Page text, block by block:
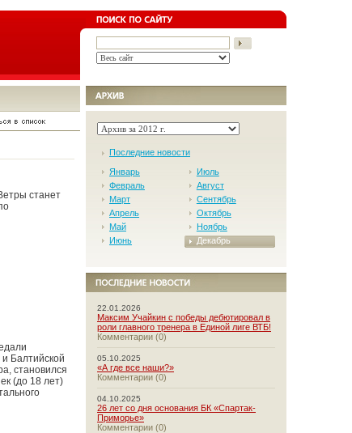
станет
Балтийской
становился
(до 18 лет)
Последние новости
Январь
Февраль
Март
Апрель
Май
Июнь
Июль
Август
Сентябрь
Октябрь
Ноябрь
Декабрь
22.01.2026
Максим Учайкин с победы дебютировал в
роли главного тренера в Единой лиге ВТБ!
Комментарии (0)
05.10.2025
«А где все наши?»
Комментарии (0)
04.10.2025
26 лет со дня основания БК «Спартак-
Приморье»
Комментарии (0)